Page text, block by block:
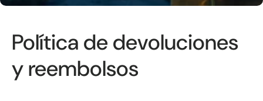
Política de devoluciones
y reembolsos